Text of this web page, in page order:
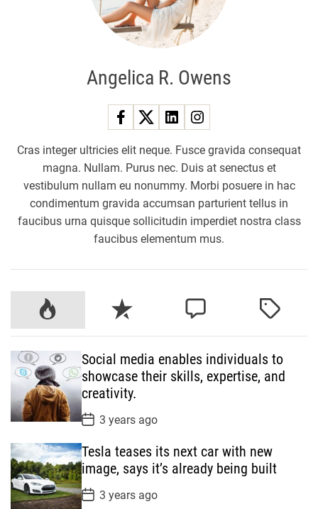
Angelica R. Owens
Cras integer ultricies elit neque. Fusce gravida consequat
magna. Nullam. Purus nec. Duis at senectus et
vestibulum nullam eu nonummy. Morbi posuere in hac
condimentum gravida accumsan parturient tellus in
faucibus urna quisque sollicitudin imperdiet nostra class
faucibus elementum mus.
P
u
l
a
r
R
e
e
n
t
C
m
e
T
g
e
Social media enables individuals to
showcase their skills, expertise, and
creativity.
P
o
s
t
D
a
t
e
3 years ago
Tesla teases its next car with new
image, says it’s already being built
P
o
3 years ago